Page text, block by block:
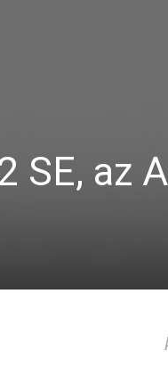
SE, az